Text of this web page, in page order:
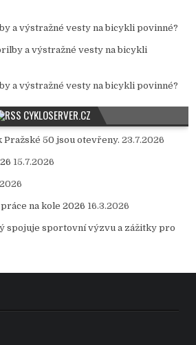
a výstražné vesty na bicykli povinné?
a výstražné vesty na bicykli
a výstražné vesty na bicykli povinné?
CYKLOSERVER.CZ
Pražské 50 jsou otevřeny. 23.7.2026
15.7.2026
na kole 2026 16.3.2026
spojuje sportovní výzvu a zážitky pro